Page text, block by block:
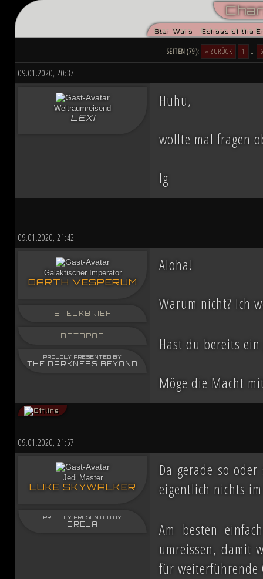
Star Wars - Echoes of the
SEITEN (79): « ZURÜCK 1 …
09.01.2020, 20:37
Weltraumreisend
LEXI
Huhu,
wollte mal fragen
lg
09.01.2020, 21:42
Galaktischer Imperator
DARTH VESPERUM
STECKBRIEF
DATAPAD
PROUDLY PRESENTED BY
THE DARKNESS BEYOND
Aloha!
Warum nicht? Ich
Hast du bereits
Möge die Macht
09.01.2020, 21:57
Jedi Master
LUKE SKYWALKER
PROUDLY PRESENTED BY
DREJA
Da gerade so
eigentlich nichts
Am besten
umreissen, damit
für weiterführende